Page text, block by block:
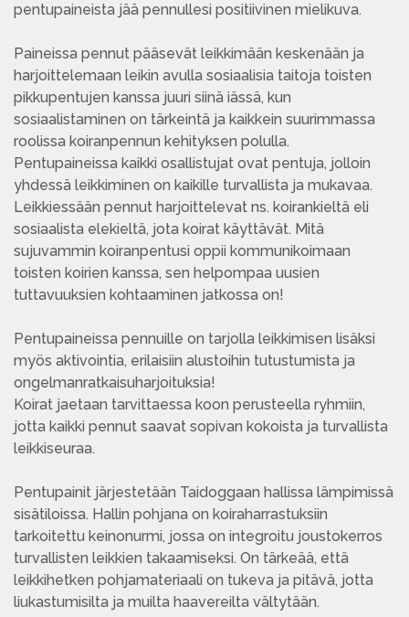
pentupaineista jää pennullesi positiivinen mielikuva.
Paineissa pennut pääsevät leikkimään keskenään ja
harjoittelemaan leikin avulla sosiaalisia taitoja toisten
pikkupentujen kanssa juuri siinä iässä, kun
sosiaalistaminen on tärkeintä ja kaikkein suurimmassa
roolissa koiranpennun kehityksen polulla.
Pentupaineissa kaikki osallistujat ovat pentuja, jolloin
yhdessä leikkiminen on kaikille turvallista ja mukavaa.
Leikkiessään pennut harjoittelevat ns. koirankieltä eli
sosiaalista elekieltä, jota koirat käyttävät. Mitä
sujuvammin koiranpentusi oppii kommunikoimaan
toisten koirien kanssa, sen helpompaa uusien
tuttavuuksien kohtaaminen jatkossa on!
Pentupaineissa pennuille on tarjolla leikkimisen lisäksi
myös aktivointia, erilaisiin alustoihin tutustumista ja
ongelmanratkaisuharjoituksia!
Koirat jaetaan tarvittaessa koon perusteella ryhmiin,
jotta kaikki pennut saavat sopivan kokoista ja turvallista
leikkiseuraa.
Pentupainit järjestetään Taidoggaan hallissa lämpimissä
sisätiloissa. Hallin pohjana on koiraharrastuksiin
tarkoitettu keinonurmi, jossa on integroitu joustokerros
turvallisten leikkien takaamiseksi. On tärkeää, että
leikkihetken pohjamateriaali on tukeva ja pitävä, jotta
liukastumisilta ja muilta haavereilta vältytään.